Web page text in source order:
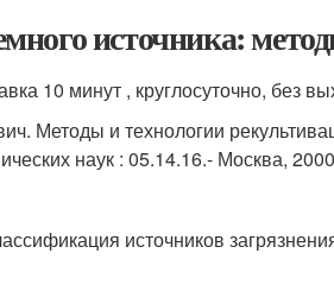
источника:
10 минут , круглосуточно, без
Методы и технологии
наук : 05.14.16.- Москва,
источников